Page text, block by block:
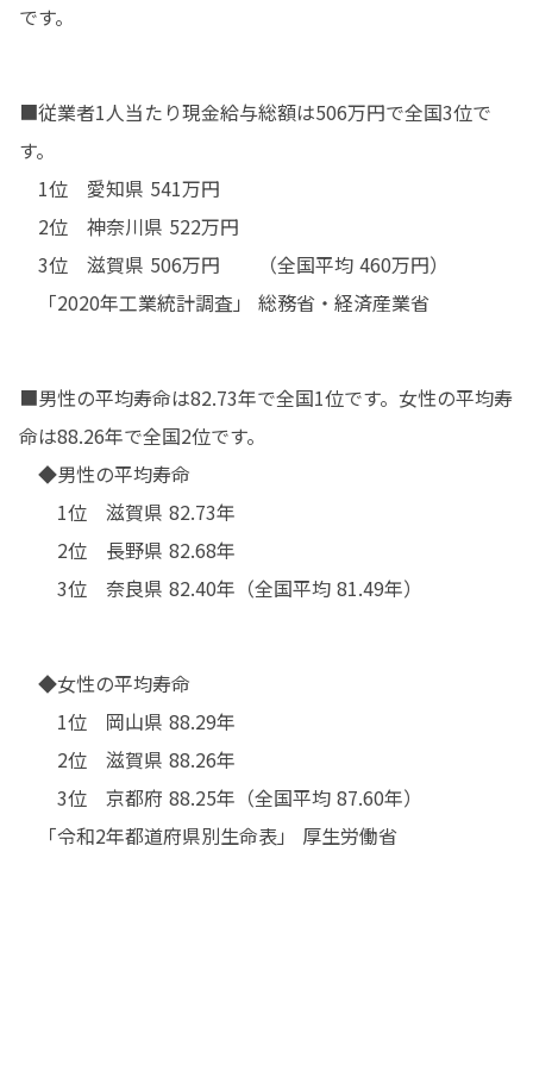
です。
■従業者1人当たり現金給与総額は506万円で全国3位で
す。
1位　愛知県 541万円
2位　神奈川県 522万円
3位　滋賀県 506万円　　（全国平均 460万円）
「2020年工業統計調査」 総務省・経済産業省
■男性の平均寿命は82.73年で全国1位です。女性の平均寿
命は88.26年で全国2位です。
◆男性の平均寿命
1位　滋賀県 82.73年
2位　長野県 82.68年
3位　奈良県 82.40年（全国平均 81.49年）
◆女性の平均寿命
1位　岡山県 88.29年
2位　滋賀県 88.26年
3位　京都府 88.25年（全国平均 87.60年）
「令和2年都道府県別生命表」 厚生労働省